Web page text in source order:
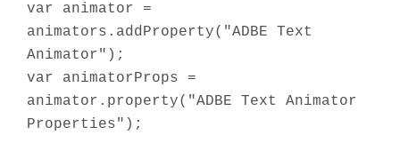
var animator =
animators.addProperty("ADBE Text
Animator");
var animatorProps =
animator.property("ADBE Text Animator
Properties");